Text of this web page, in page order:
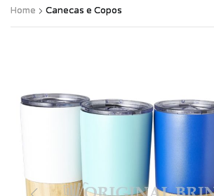
Home Canecas e Copos